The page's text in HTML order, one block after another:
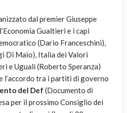
dal premier Giuseppe
Gualtieri e i capi
(Dario Franceschini),
Di Maio), Italia dei Valori
e Uguali (Roberto Speranza)
l’accordo tra i partiti di governo
del Def (Documento di
per il prossimo Consiglio dei